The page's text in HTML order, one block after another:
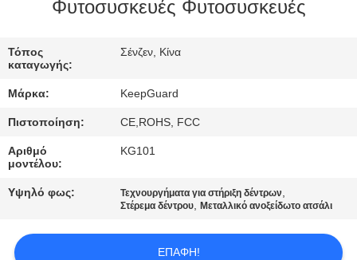
ΕΡΓΟΣΤΑΣΊΟΥ
ΈΛΕΓΧΟΣ
ΠΟΙΌΤΗΤΑΣ
ΕΠΙΚΟΙΝΩΝΉΣΤΕ
ΜΑΖΊ
ΜΑΣ
ΕΙΔΉΣΕΙΣ
Φυτοσυσκευές Φυτοσυσκευές
Τόπος
καταγωγής:
Σένζεν, Κίνα
Μάρκα: KeepGuard
Πιστοποίηση: CE,ROHS, FCC
Αριθμό
μοντέλου:
KG101
Υψηλό φως: Τεχνουργήματα για στήριξη δέντρων,
Στέρεμα δέντρου,Μεταλλικό ανοξείδωτο ατσάλι
ΕΠΑΦΉ!